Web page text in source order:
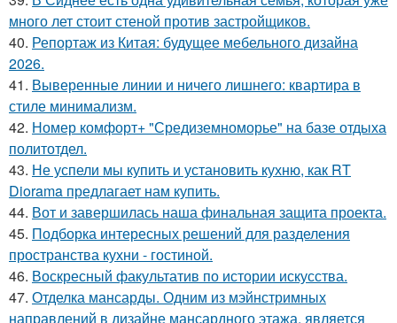
много лет стоит стеной против застройщиков.
40. Репортаж из Китая: будущее мебельного дизайна
2026.
41. Выверенные линии и ничего лишнего: квартира в
стиле минимализм.
42. Номер комфорт+ "Средиземноморье" на базе отдыха
политотдел.
43. Не успели мы купить и установить кухню, как RT
Diorama предлагает нам купить.
44. Вот и завершилась наша финальная защита проекта.
45. Подборка интересных решений для разделения
пространства кухни - гостиной.
46. Воскресный факультатив по истории искусства.
47. Отделка мансарды. Одним из мэйнстримных
направлений в дизайне мансардного этажа, является